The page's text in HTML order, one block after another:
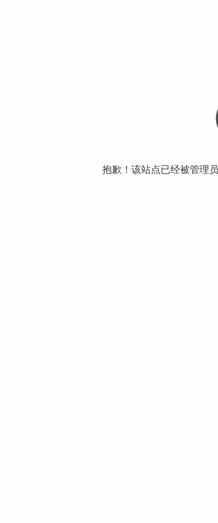
抱歉！该站点已经被管理